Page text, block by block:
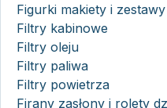
Figurki makiety i zestawy
Filtry kabinowe
Filtry oleju
Filtry paliwa
Filtry powietrza
Firany zasłony i rolety